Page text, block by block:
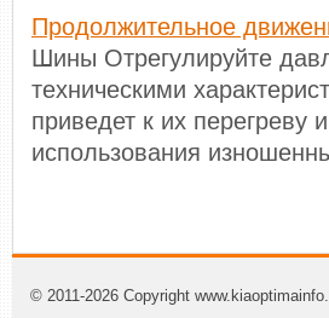
Продолжительное
Шины Отрегулируйте
техническими
приведет к их
использования
© 2011-2026 Copyright